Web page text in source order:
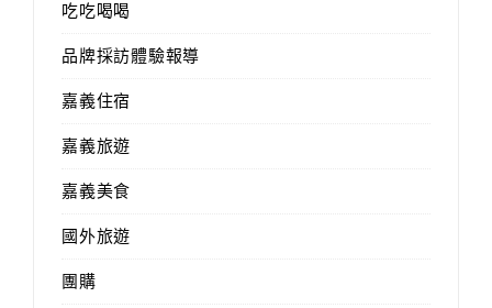
吃吃喝喝
品牌採訪體驗報導
嘉義住宿
嘉義旅遊
嘉義美食
國外旅遊
團購